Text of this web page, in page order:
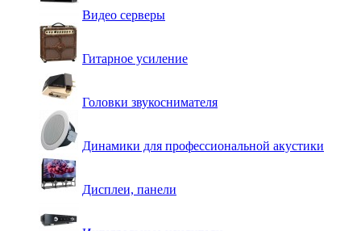
Видео серверы
Гитарное усиление
Головки звукоснимателя
Динамики для профессиональной акустики
Дисплеи, панели